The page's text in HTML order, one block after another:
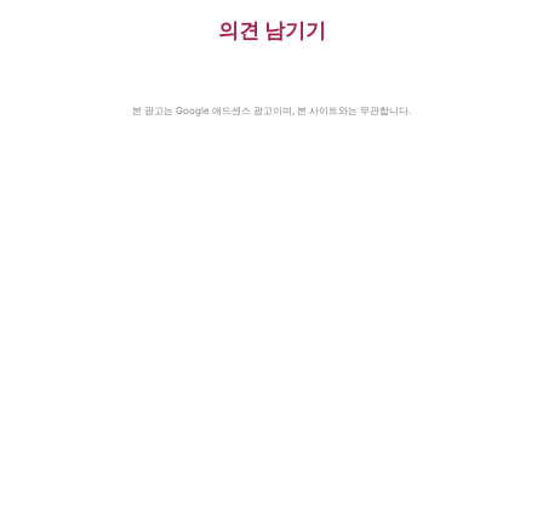
의견 남기기
본 광고는 Google 애드센스 광고이며, 본 사이트와는 무관합니다.